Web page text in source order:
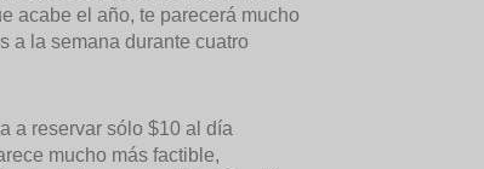
acabe el año, te parecerá mucho
a la semana durante cuatro
a reservar sólo $10 al día
mucho más factible,